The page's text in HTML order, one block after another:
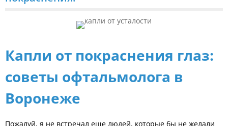
Капли от покраснения глаз:
советы офтальмолога в
Воронеже
Пожалуй, я не встречал еще людей, которые бы не желали